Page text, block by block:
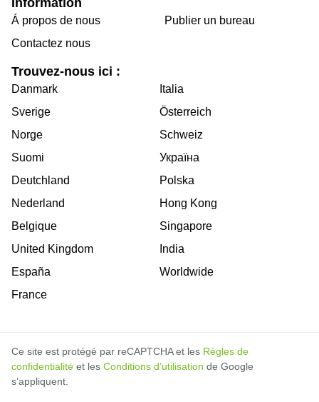
Information
Á propos de nous
Contactez nous
Publier un bureau
Trouvez-nous ici :
Danmark
Sverige
Norge
Suomi
Deutchland
Nederland
Belgique
United Kingdom
España
France
Italia
Österreich
Schweiz
Україна
Polska
Hong Kong
Singapore
India
Worldwide
Ce site est protégé par reCAPTCHA et les Règles de
confidentialité et les Conditions d’utilisation de Google
s’appliquent.